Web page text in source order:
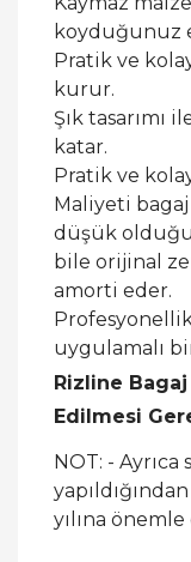
koyduğunuz
Pratik ve
kurur.
Şık tasarımı
katar.
Pratik ve
Maliyeti
düşük
bile orijinal
amorti eder.
uygulamalı
Rizline
Edilmesi
NOT: -
yılına